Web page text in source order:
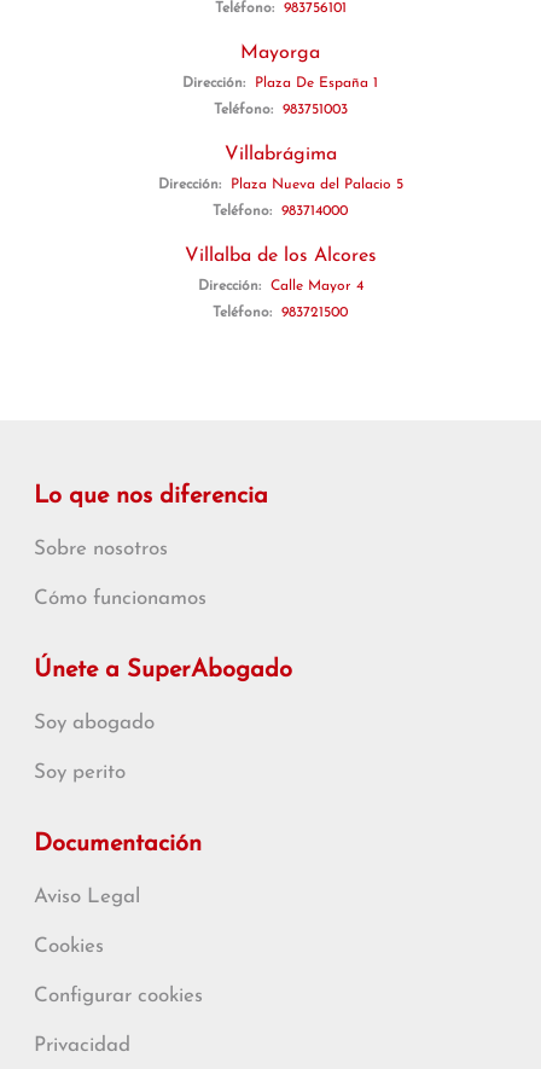
Teléfono:
983756101
Mayorga
Dirección:
Plaza De España 1
Teléfono:
983751003
Villabrágima
Dirección:
Plaza Nueva del Palacio 5
Teléfono:
983714000
Villalba de los Alcores
Dirección:
Calle Mayor 4
Teléfono:
983721500
Lo que nos diferencia
Sobre nosotros
Cómo funcionamos
Únete a SuperAbogado
Soy abogado
Soy perito
Documentación
Aviso Legal
Cookies
Configurar cookies
Privacidad